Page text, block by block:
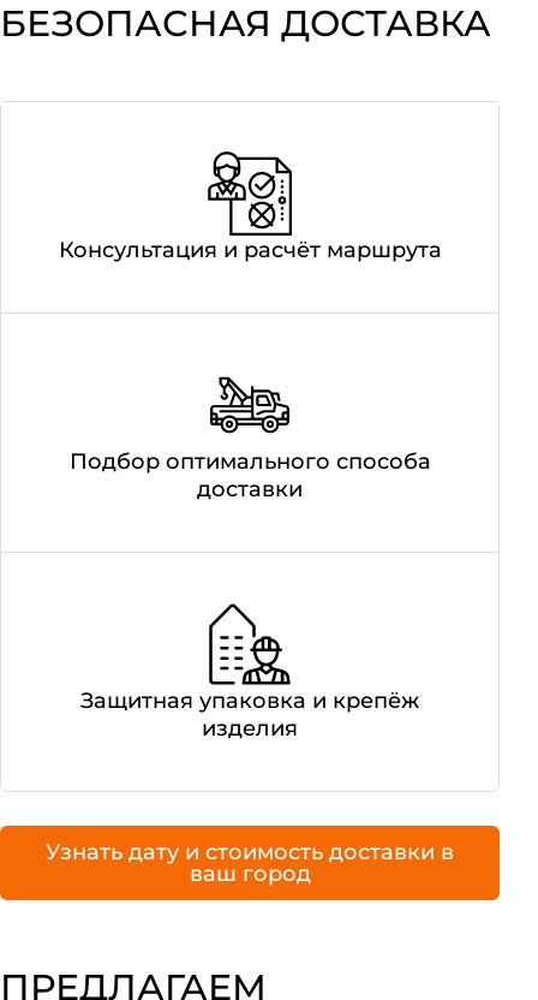
БЕЗОПАСНАЯ ДОСТАВКА
Консультация и расчёт маршрута
Подбор оптимального способа
доставки
Защитная упаковка и крепёж
изделия
Узнать дату и стоимость доставки в
ваш город
ПРЕДЛАГАЕМ